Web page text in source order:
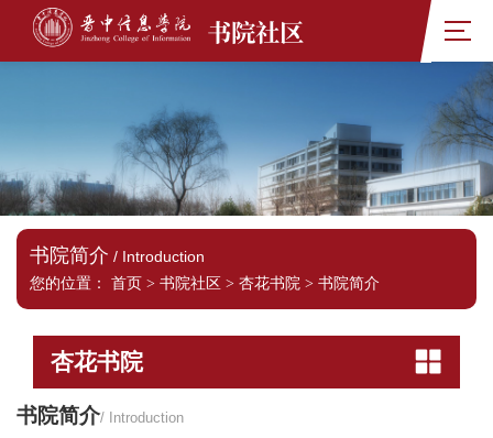
书院社区
书院简介 / Introduction
您的位置：
首页 > 书院社区 > 杏花书院 > 书院简介
杏花书院
书院简介/ Introduction